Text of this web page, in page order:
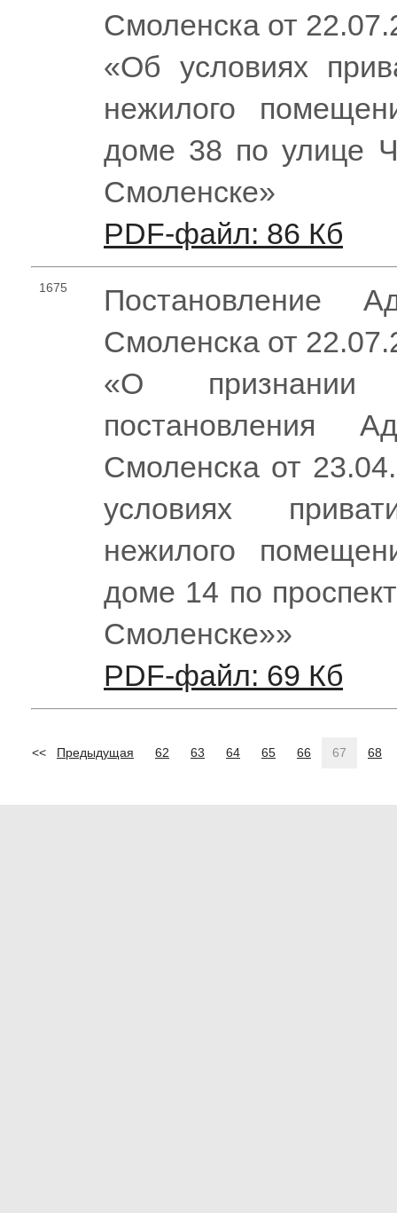
Смоленска от
«Об условиях
нежилого
доме 38 по улице
Смоленске»
PDF-файл: 86 Кб
1675
Постановление
Смоленска от
«О признании
постановления
Смоленска от
условиях
нежилого
доме 14 по
Смоленске»»
PDF-файл: 69 Кб
<< Предыдущая 62 63 64 65 66 67 68